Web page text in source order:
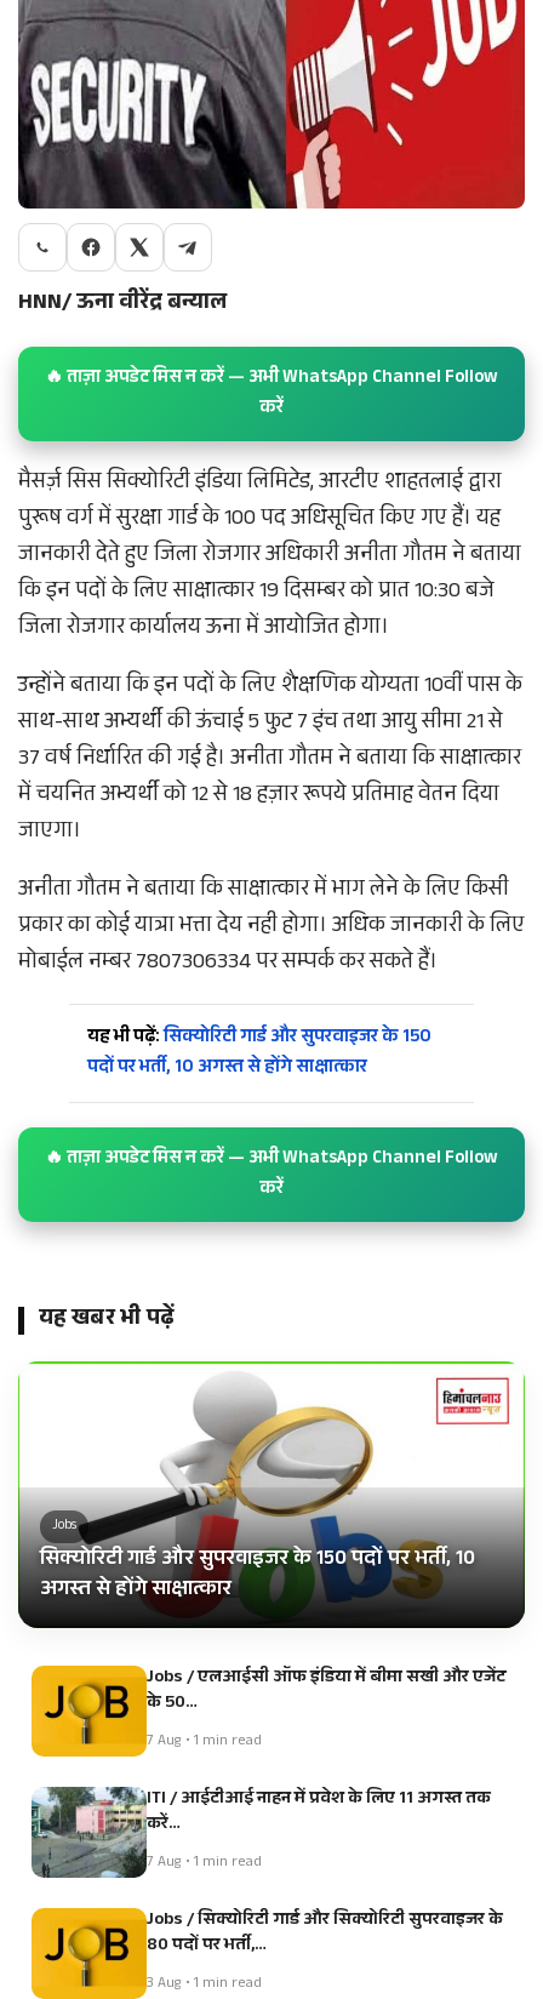
HNN/ ऊना वीरेंद्र बन्याल
🔥 ताज़ा अपडेट मिस न करें — अभी WhatsApp Channel Follow
करें
मैसर्ज़ सिस सिक्योरिटी इंडिया लिमिटेड, आरटीए शाहतलाई द्वारा
पुरूष वर्ग में सुरक्षा गार्ड के 100 पद अधिसूचित किए गए हैं। यह
जानकारी देते हुए जिला रोजगार अधिकारी अनीता गौतम ने बताया
कि इन पदों के लिए साक्षात्कार 19 दिसम्बर को प्रात 10:30 बजे
जिला रोजगार कार्यालय ऊना में आयोजित होगा।
उन्होंने बताया कि इन पदों के लिए शैक्षणिक योग्यता 10वीं पास के
साथ-साथ अभ्यर्थी की ऊंचाई 5 फुट 7 इंच तथा आयु सीमा 21 से
37 वर्ष निर्धारित की गई है। अनीता गौतम ने बताया कि साक्षात्कार
में चयनित अभ्यर्थी को 12 से 18 हज़ार रूपये प्रतिमाह वेतन दिया
जाएगा।
अनीता गौतम ने बताया कि साक्षात्कार में भाग लेने के लिए किसी
प्रकार का कोई यात्रा भत्ता देय नही होगा। अधिक जानकारी के लिए
मोबाईल नम्बर 7807306334 पर सम्पर्क कर सकते हैं।
यह भी पढ़ें:सिक्योरिटी गार्ड और सुपरवाइजर के 150
पदों पर भर्ती, 10 अगस्त से होंगे साक्षात्कार
🔥 ताज़ा अपडेट मिस न करें — अभी WhatsApp Channel Follow
करें
यह खबर भी पढ़ें
Jobs
सिक्योरिटी गार्ड और सुपरवाइजर के 150 पदों पर भर्ती, 10
अगस्त से होंगे साक्षात्कार
Jobs / एलआईसी ऑफ इंडिया में बीमा सखी और एजेंट
के 50…
7 Aug • 1 min read
ITI / आईटीआई नाहन में प्रवेश के लिए 11 अगस्त तक
करें…
7 Aug • 1 min read
Jobs / सिक्योरिटी गार्ड और सिक्योरिटी सुपरवाइजर के
80 पदों पर भर्ती,…
3 Aug • 1 min read